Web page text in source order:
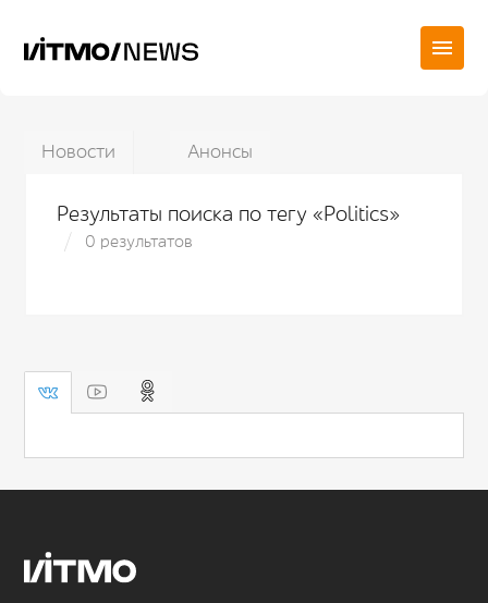
Новости Анонсы
Результаты поиска по тегу «Politics»
0 результатов